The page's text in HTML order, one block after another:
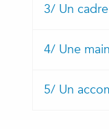
3/ Un
4/ Une
5/ Un